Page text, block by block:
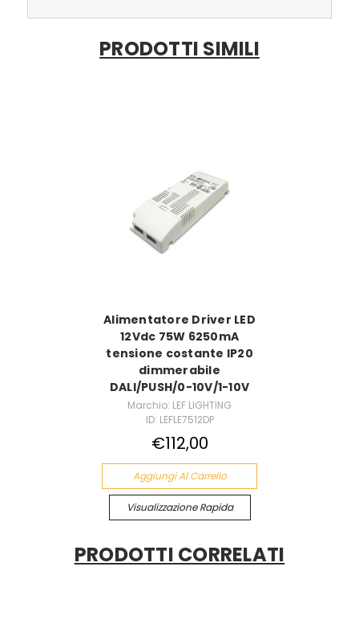
PRODOTTI SIMILI
Alimentatore Driver LED
12Vdc 75W 6250mA
tensione costante IP20
dimmerabile
DALI/PUSH/0-10V/1-10V
Marchio: LEF LIGHTING
ID: LEFLE7512DP
€112,00
Aggiungi Al Carrello
Visualizzazione Rapida
PRODOTTI CORRELATI